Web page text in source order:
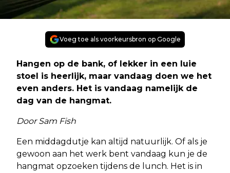
Voeg toe als voorkeursbron op Google
Hangen op de bank, of lekker in een luie
stoel is heerlijk, maar vandaag doen we het
even anders. Het is vandaag namelijk de
dag van de hangmat.
Door Sam Fish
Een middagdutje kan altijd natuurlijk. Of als je
gewoon aan het werk bent vandaag kun je de
hangmat opzoeken tijdens de lunch. Het is in